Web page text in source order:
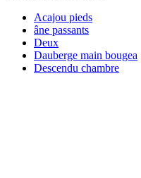
Acajou pieds
âne passants
Deux
Dauberge main bougea
Descendu chambre